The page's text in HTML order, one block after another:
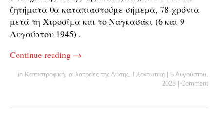
ζητήματα θα καταπιαστούμε σήμερα, 78 χρόνια
μετά τη Χιροσίμα και το Ναγκασάκι (6 και 9
Αυγούστου 1945) .
Continue reading →
in Καταστροφική, οι λατρείες της Δύσης, Εξοντωτική
5 Αυγούστου,
2023
Comment